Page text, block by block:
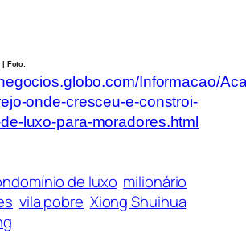
| Foto:
Informacao/
onde-cresceu-e-constroi-
luxo-para-moradores.html
de luxo milionário
vila pobre Xiong Shuihua